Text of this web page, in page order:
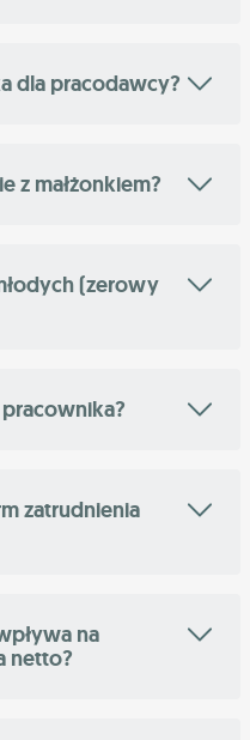
dla pracodawcy?
z małżonkiem?
(zerowy
pracownika?
zatrudnienia
na
netto?